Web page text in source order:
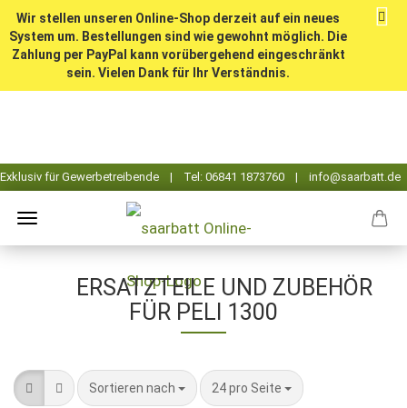
Wir stellen unseren Online-Shop derzeit auf ein neues
System um. Bestellungen sind wie gewohnt möglich. Die
Zahlung per PayPal kann vorübergehend eingeschränkt
sein. Vielen Dank für Ihr Verständnis.
ERSATZTEILE UND ZUBEHÖR
FÜR PELI 1300
Sortieren nach
Sortieren nach 24 pro Seite
pro Seite